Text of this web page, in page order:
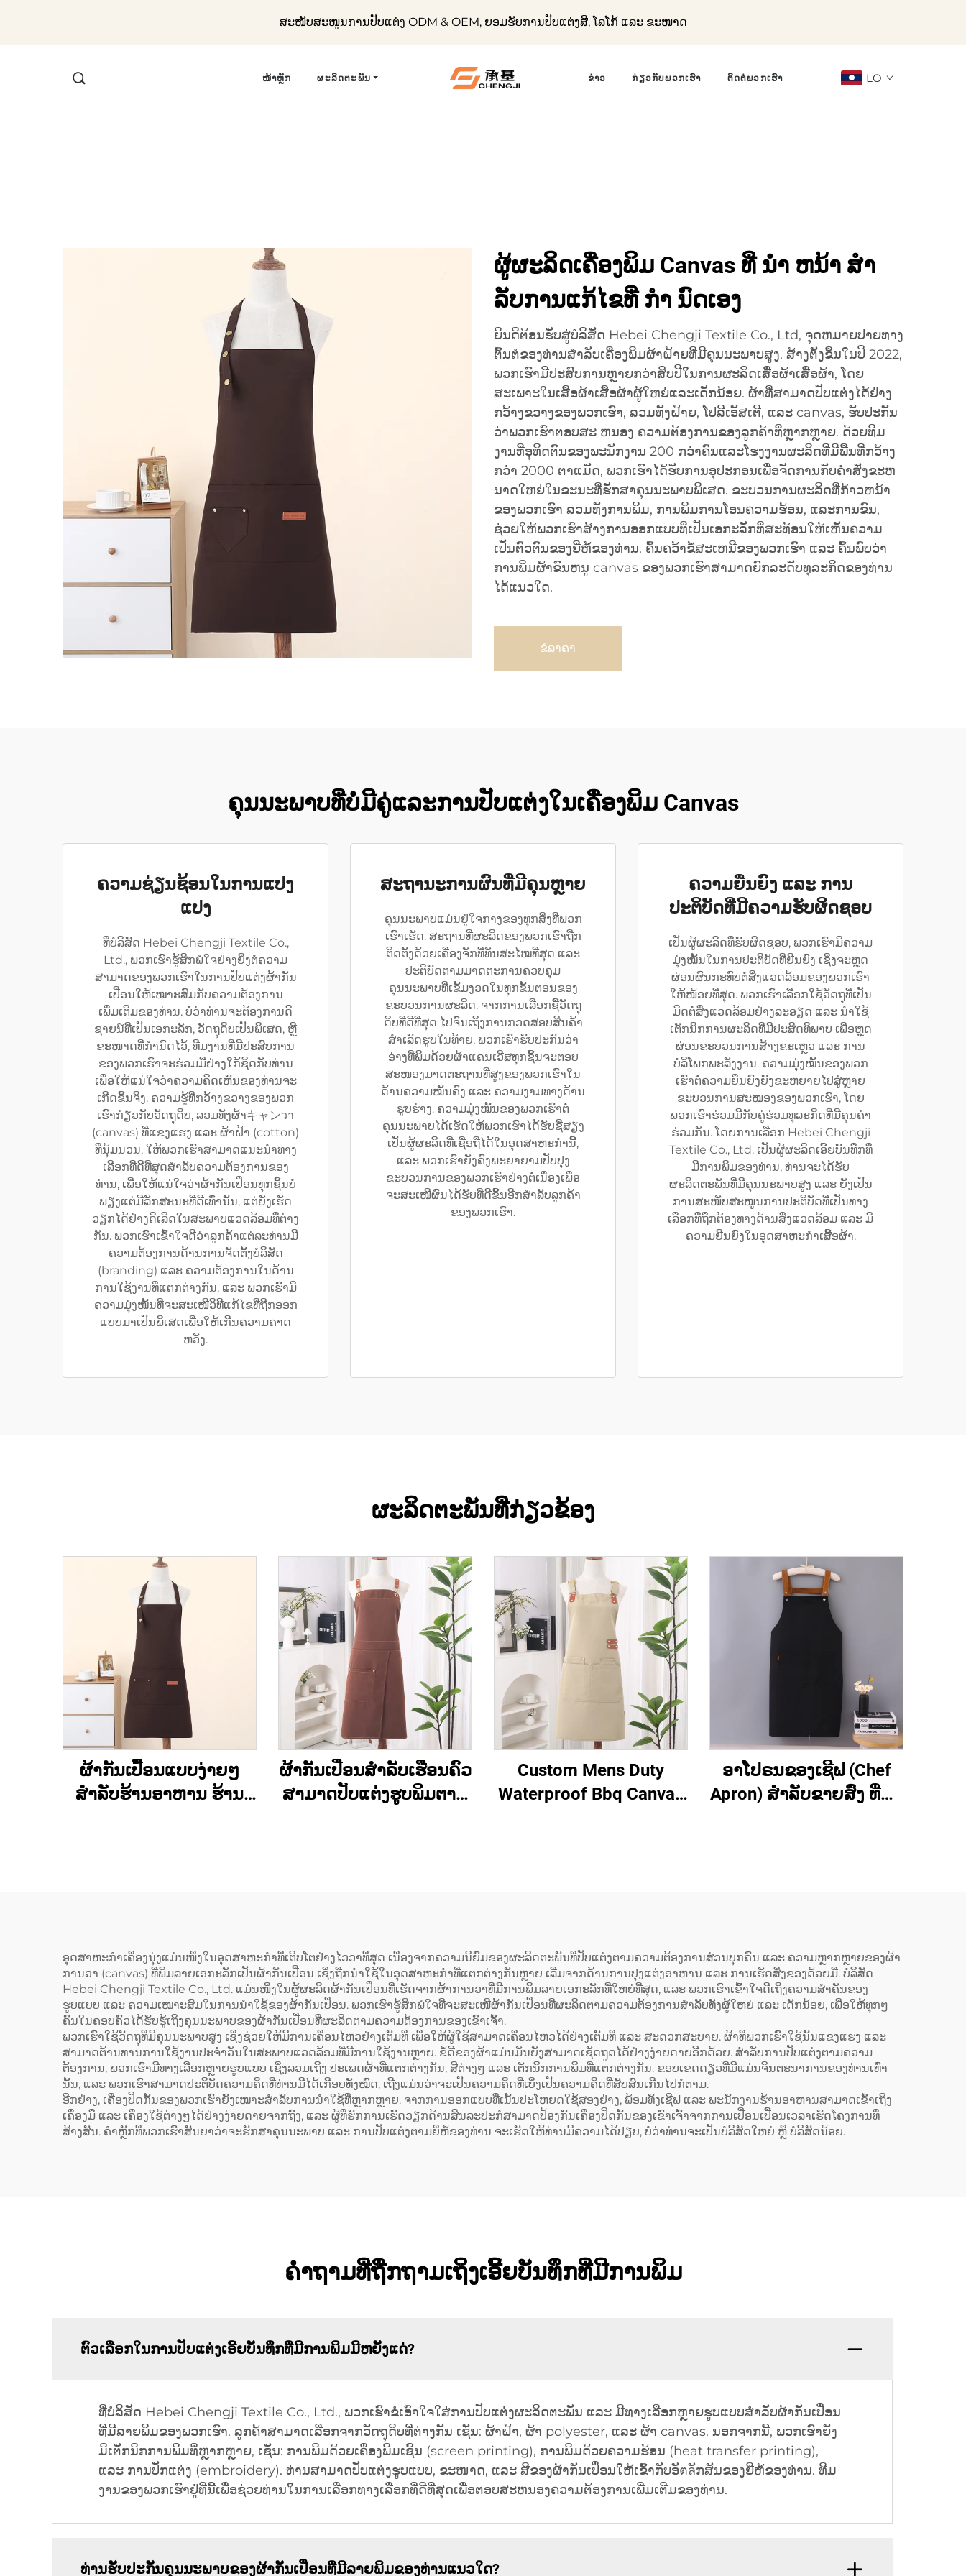
ສະໜັບສະໜູນການປັບແຕ່ງ ODM & OEM, ຍອມຮັບການປັບແຕ່ງສີ, ໂລໂກ້ ແລະ ຂະໜາດ
ໜ້າຫຼັກ ຜະລິດຕະພັນ ຂ່າວ ກ່ຽວກັບພວກເຮົາ ຕິດຕໍ່ພວກເຮົາ LO
ຜູ້ຜະລິດເຄື່ອງພິມ Canvas ທີ່ ນໍາ ຫນ້າ ສໍາ
ລັບການແກ້ໄຂທີ່ ກໍາ ນົດເອງ
ຍິນດີຕ້ອນຮັບສູ່ບໍລິສັດ Hebei Chengji Textile Co., Ltd, ຈຸດຫມາຍປາຍທາງ
ຕົ້ນຕໍຂອງທ່ານສໍາລັບເຄື່ອງພິມຜ້າຝ້າຍທີ່ມີຄຸນນະພາບສູງ. ສ້າງຕັ້ງຂຶ້ນໃນປີ 2022,
ພວກເຮົາມີປະສົບການຫຼາຍກວ່າສິບປີໃນການຜະລິດເສື້ອຜ້າເສື້ອຜ້າ, ໂດຍ
ສະເພາະໃນເສື້ອຜ້າເສື້ອຜ້າຜູ້ໃຫຍ່ແລະເດັກນ້ອຍ. ຜ້າທີ່ສາມາດປັບແຕ່ງໄດ້ຢ່າງ
ກວ້າງຂວາງຂອງພວກເຮົາ, ລວມທັງຝ້າຍ, ໂປລີເອັສເຕີ, ແລະ canvas, ຮັບປະກັນ
ວ່າພວກເຮົາຕອບສະ ຫນອງ ຄວາມຕ້ອງການຂອງລູກຄ້າທີ່ຫຼາກຫຼາຍ. ດ້ວຍທີມ
ງານທີ່ອຸທິດຕົນຂອງພະນັກງານ 200 ກວ່າຄົນແລະໂຮງງານຜະລິດທີ່ມີພື້ນທີ່ກວ້າງ
ກວ່າ 2000 ຕາແມັດ, ພວກເຮົາໄດ້ຮັບການອຸປະກອນເພື່ອຈັດການກັບຄໍາສັ່ງຂະຫ
ນາດໃຫຍ່ໃນຂະນະທີ່ຮັກສາຄຸນນະພາບພິເສດ. ຂະບວນການຜະລິດທີ່ກ້າວຫນ້າ
ຂອງພວກເຮົາ ລວມທັງການພິມ, ການພິມການໂອນຄວາມຮ້ອນ, ແລະການຂົນ,
ຊ່ວຍໃຫ້ພວກເຮົາສ້າງການອອກແບບທີ່ເປັນເອກະລັກທີ່ສະທ້ອນໃຫ້ເຫັນຄວາມ
ເປັນຕົວຕົນຂອງຍີ່ຫໍ້ຂອງທ່ານ. ຄົ້ນຄວ້າຂໍ້ສະເຫນີຂອງພວກເຮົາ ແລະ ຄົ້ນພົບວ່າ
ການພິມຜ້າຂົນຫນູ canvas ຂອງພວກເຮົາສາມາດຍົກລະດັບທຸລະກິດຂອງທ່ານ
ໄດ້ແນວໃດ.
ຂໍລາຄາ
ຄຸນນະພາບທີ່ບໍ່ມີຄູ່ແລະການປັບແຕ່ງໃນເຄື່ອງພິມ Canvas
ຄວາມຊ່ຽນຊ້ອນໃນການແປງ
ແປງ
ທີ່ບໍລິສັດ Hebei Chengji Textile Co.,
Ltd., ພວກເຮົາຮູ້ສຶກພໍໃຈຢ່າງຍິ່ງຕໍ່ຄວາມ
ສາມາດຂອງພວກເຮົາໃນການປັບແຕ່ງຜ້າກັນ
ເປື່ອນໃຫ້ເໝາະສົມກັບຄວາມຕ້ອງການ
ເພີ່ມເຕີມຂອງທ່ານ. ບໍ່ວ່າທ່ານຈະຕ້ອງການດີ
ຊາຍນ໌ທີ່ເປັນເອກະລັກ, ວັດຖຸດິບເປັນພິເສດ, ຫຼື
ຂະໜາດທີ່ກຳນົດໄວ້, ທີມງານທີ່ມີປະສົບການ
ຂອງພວກເຮົາຈະຮ່ວມມືຢ່າງໃກ້ຊິດກັບທ່ານ
ເພື່ອໃຫ້ແນ່ໃຈວ່າຄວາມຄິດເຫັນຂອງທ່ານຈະ
ເກີດຂຶ້ນຈິງ. ຄວາມຮູ້ທີ່ກວ້າງຂວາງຂອງພວກ
ເຮົາກ່ຽວກັບວັດຖຸດິບ, ລວມທັງຜ້າキャンวา
(canvas) ທີ່ແຂງແຮງ ແລະ ຜ້າຝ້າ (cotton)
ທີ່ນຸ້ມນວນ, ໃຫ້ພວກເຮົາສາມາດແນະນຳທາງ
ເລືອກທີ່ດີທີ່ສຸດສຳລັບຄວາມຕ້ອງການຂອງ
ທ່ານ, ເພື່ອໃຫ້ແນ່ໃຈວ່າຜ້າກັນເປື່ອນທຸກຊິ້ນບໍ່
ພຽງແຕ່ມີລັກສະນະທີ່ດີເທົ່ານັ້ນ, ແຕ່ຍັງເຮັດ
ວຽກໄດ້ຢ່າງດີເລີດໃນສະພາບແວດລ້ອມທີ່ຕ່າງ
ກັນ. ພວກເຮົາເຂົ້າໃຈດີວ່າລູກຄ້າແຕ່ລະທ່ານມີ
ຄວາມຕ້ອງການດ້ານການຈັດຕັ້ງບໍລິສັດ
(branding) ແລະ ຄວາມຕ້ອງການໃນດ້ານ
ການໃຊ້ງານທີ່ແຕກຕ່າງກັນ, ແລະ ພວກເຮົາມີ
ຄວາມມຸ່ງໝັ້ນທີ່ຈະສະເໜີວິທີແກ້ໄຂທີ່ຖືກອອກ
ແບບມາເປັນພິເສດເພື່ອໃຫ້ເກີນຄວາມຄາດ
ຫວັງ.
ສະຖານະການຜົນທີ່ມີຄຸນຫຼາຍ
ຄຸນນະພາບແມ່ນຢູ່ໃຈກາງຂອງທຸກສິ່ງທີ່ພວກ
ເຮົາເຮັດ. ສະຖານທີ່ຜະລິດຂອງພວກເຮົາຖືກ
ຕິດຕັ້ງດ້ວຍເຄື່ອງຈັກທີ່ທັນສະໄໝທີ່ສຸດ ແລະ
ປະຕິບັດຕາມມາດຕະການຄວບຄຸມ
ຄຸນນະພາບທີ່ເຂັ້ມງວດໃນທຸກຂັ້ນຕອນຂອງ
ຂະບວນການຜະລິດ. ຈາກການເລືອກຊື້ວັດຖຸ
ດິບທີ່ດີທີ່ສຸດ ໄປຈົນເຖິງການກວດສອບສິນຄ້າ
ສຳເລັດຮູບໃນທ້າຍ, ພວກເຮົາຮັບປະກັນວ່າ
ອ່າງທີ່ພິມດ້ວຍຜ້າແຄນເວີສທຸກຊິ້ນຈະຕອບ
ສະໜອງມາດຕະຖານທີ່ສູງຂອງພວກເຮົາໃນ
ດ້ານຄວາມໝັ້ນຄົງ ແລະ ຄວາມງາມທາງດ້ານ
ຮູບຮ່າງ. ຄວາມມຸ່ງໝັ້ນຂອງພວກເຮົາຕໍ່
ຄຸນນະພາບໄດ້ເຮັດໃຫ້ພວກເຮົາໄດ້ຮັບຊື່ສຽງ
ເປັນຜູ້ຜະລິດທີ່ເຊື່ອຖືໄດ້ໃນອຸດສາຫະກຳນີ້,
ແລະ ພວກເຮົາຍັງຄົງພະຍາຍາມປັບປຸງ
ຂະບວນການຂອງພວກເຮົາຢ່າງຕໍ່ເນື່ອງເພື່ອ
ຈະສະເໜີຜົນໄດ້ຮັບທີ່ດີຂຶ້ນອີກສຳລັບລູກຄ້າ
ຂອງພວກເຮົາ.
ຄວາມຍືນຍົງ ແລະ ການ
ປະຕິບັດທີ່ມີຄວາມຮັບຜິດຊອບ
ເປັນຜູ້ຜະລິດທີ່ຮັບຜິດຊອບ, ພວກເຮົາມີຄວາມ
ມຸ່ງໝັ້ນໃນການປະຕິບັດທີ່ຍືນຍົງ ເຊິ່ງຈະຫຼຸດ
ຜ່ອນຜົນກະທົບຕໍ່ສິ່ງແວດລ້ອມຂອງພວກເຮົາ
ໃຫ້ໜ້ອຍທີ່ສຸດ. ພວກເຮົາເລືອກໃຊ້ວັດຖຸທີ່ເປັນ
ມິດຕໍ່ສິ່ງແວດລ້ອມຢ່າງລະອຽດ ແລະ ນຳໃຊ້
ເຕັກນິກການຜະລິດທີ່ມີປະສິດທິພາບ ເພື່ອຫຼຸດ
ຜ່ອນຂະບວນການສ້າງຂະເຫຼວ ແລະ ການ
ບໍລິໂພກພະລັງງານ. ຄວາມມຸ່ງໝັ້ນຂອງພວກ
ເຮົາຕໍ່ຄວາມຍືນຍົງຍັງຂະຫຍາຍໄປສູ່ຫຼາຍ
ຂະບວນການສະໜອງຂອງພວກເຮົາ, ໂດຍ
ພວກເຮົາຮ່ວມມືກັບຄູ່ຮ່ວມທຸລະກິດທີ່ມີຄຸນຄ່າ
ຮ່ວມກັນ. ໂດຍການເລືອກ Hebei Chengji
Textile Co., Ltd. ເປັນຜູ້ຜະລິດເອີ້ຍບັນທຶກທີ່
ມີການພິມຂອງທ່ານ, ທ່ານຈະໄດ້ຮັບ
ຜະລິດຕະພັນທີ່ມີຄຸນນະພາບສູງ ແລະ ຍັງເປັນ
ການສະໜັບສະໜູນການປະຕິບັດທີ່ເປັນທາງ
ເລືອກທີ່ຖືກຕ້ອງທາງດ້ານສິ່ງແວດລ້ອມ ແລະ ມີ
ຄວາມຍືນຍົງໃນອຸດສາຫະກຳເສື້ອຜ້າ.
ຜະລິດຕະພັນທີ່ກ່ຽວຂ້ອງ
ຜ້າກັນເປື້ອນແບບງ່າຍໆ
ສຳລັບຮ້ານອາຫານ ຮ້ານ
ຜ້າກັນເປື່ອນສຳລັບເຮືອນຄົວ
ສາມາດປັບແຕ່ງຮູບພິມຕາມ
Custom Mens Duty
Waterproof Bbq Canvas
ອາໂປຣນຂອງເຊີຟ (Chef
Apron) ສຳລັບຂາຍສົ່ງ ທີ່ຮັບ
(Extended) ປະກອບດ້ວຍ
ຜ້າແຜ່ນ (Canvas) ສີເຂັ້ມ
ເຊັ່ນ: ສີເຂັ້ມຄືສີກາເຟ (Dark
Coffee) ແລະ ມີລະບົບປັບ
ຂະໜາດໄດ້ (Adjustable)
ອຸດສາຫະກຳເຄື່ອງນຸ່ງແມ່ນໜຶ່ງໃນອຸດສາຫະກຳທີ່ເຕີບໂຕຢ່າງໄວວາທີ່ສຸດ ເນື່ອງຈາກຄວາມນິຍົມຂອງຜະລິດຕະພັນທີ່ປັບແຕ່ງຕາມຄວາມຕ້ອງການສ່ວນບຸກຄົນ ແລະ ຄວາມຫຼາກຫຼາຍຂອງຜ້າ
ການວາ (canvas) ທີ່ພິມລາຍເອກະລັກເປັນຜ້າກັນເປື່ອນ ເຊິ່ງຖືກນຳໃຊ້ໃນອຸດສາຫະກຳທີ່ແຕກຕ່າງກັນຫຼາຍ ເລີ່ມຈາກດ້ານການປຸງແຕ່ງອາຫານ ແລະ ການເຮັດສິ່ງຂອງດ້ວຍມື. ບໍລິສັດ
Hebei Chengji Textile Co., Ltd. ແມ່ນໜຶ່ງໃນຜູ້ຜະລິດຜ້າກັນເປື່ອນທີ່ເຮັດຈາກຜ້າການວາທີ່ມີການພິມລາຍເອກະລັກທີ່ໃຫຍ່ທີ່ສຸດ, ແລະ ພວກເຮົາເຂົ້າໃຈດີເຖິງຄວາມສຳຄັນຂອງ
ຮູບແບບ ແລະ ຄວາມເໝາະສົມໃນການນຳໃຊ້ຂອງຜ້າກັນເປື່ອນ. ພວກເຮົາຮູ້ສຶກພໍໃຈທີ່ຈະສະເໜີຜ້າກັນເປື່ອນທີ່ຜະລິດຕາມຄວາມຕ້ອງການສຳລັບທັງຜູ້ໃຫຍ່ ແລະ ເດັກນ້ອຍ, ເພື່ອໃຫ້ທຸກໆ
ຄົນໃນຄອບຄົວໄດ້ຮັບຮູ້ເຖິງຄຸນນະພາບຂອງຜ້າກັນເປື່ອນທີ່ຜະລິດຕາມຄວາມຕ້ອງການຂອງເຂົາເຈົ້າ.
ພວກເຮົາໃຊ້ວັດຖຸທີ່ມີຄຸນນະພາບສູງ ເຊິ່ງຊ່ວຍໃຫ້ມີການເຄື່ອນໄຫວຢ່າງເຕັມທີ່ ເພື່ອໃຫ້ຜູ້ໃຊ້ສາມາດເຄື່ອນໄຫວໄດ້ຢ່າງເຕັມທີ່ ແລະ ສະດວກສະບາຍ. ຜ້າທີ່ພວກເຮົາໃຊ້ນັ້ນແຂງແຮງ ແລະ
ສາມາດຕ້ານທານການໃຊ້ງານປະຈຳວັນໃນສະພາບແວດລ້ອມທີ່ມີການໃຊ້ງານຫຼາຍ. ຂໍ້ດີຂອງຜ້າແມ່ນມັນຍັງສາມາດເຊັດຖູດໄດ້ຢ່າງງ່າຍດາຍອີກດ້ວຍ. ສຳລັບການປັບແຕ່ງຕາມຄວາມ
ຕ້ອງການ, ພວກເຮົາມີທາງເລືອກຫຼາຍຮູບແບບ ເຊິ່ງລວມເຖິງ ປະເພດຜ້າທີ່ແຕກຕ່າງກັນ, ສີຕ່າງໆ ແລະ ເຕັກນິກການພິມທີ່ແຕກຕ່າງກັນ. ຂອບເຂດດຽວທີ່ມີແມ່ນຈິນຕະນາການຂອງທ່ານເທົ່າ
ນັ້ນ, ແລະ ພວກເຮົາສາມາດປະຕິບັດຄວາມຄິດທີ່ທ່ານມີໄດ້ເກືອບທັງໝົດ, ເຖີງແມ່ນວ່າຈະເປັນຄວາມຄິດທີ່ເບິ່ງເປັນຄວາມຄິດທີ່ສັບສົນເກີນໄປກໍຕາມ.
ອີກຢ່າງ, ເຄື່ອງປິດກັ້ນຂອງພວກເຮົາຍັງເໝາະສຳລັບການນຳໃຊ້ທີ່ຫຼາກຫຼາຍ. ຈາກການອອກແບບທີ່ເນັ້ນປະໂຫຍດໃຊ້ສອງຢ່າງ, ພ້ອມທັງເຊີຟ ແລະ ພະນັກງານຮ້ານອາຫານສາມາດເຂົ້າເຖິງ
ເຄື່ອງມື ແລະ ເຄື່ອງໃຊ້ຕ່າງໆໄດ້ຢ່າງງ່າຍດາຍຈາກຖົງ, ແລະ ຜູ້ທີ່ຮັກການເຮັດວຽກດ້ານສິນລະປະກໍສາມາດປ້ອງກັນເຄື່ອງປິດກັ້ນຂອງເຂົາເຈົ້າຈາກການເປື່ອນເປື້ອນເວລາເຮັດໂຄງການທີ່
ສ້າງສັນ. ຄຳຫຼັກທີ່ພວກເຮົາສັນຍາວ່າຈະຮັກສາຄຸນນະພາບ ແລະ ການປັບແຕ່ງຕາມຍີ່ຫໍ້ຂອງທ່ານ ຈະເຮັດໃຫ້ທ່ານມີຄວາມໄດ້ປຽບ, ບໍ່ວ່າທ່ານຈະເປັນບໍລິສັດໃຫຍ່ ຫຼື ບໍລິສັດນ້ອຍ.
ຄຳຖາມທີ່ຖືກຖາມເຖິງເອີ້ຍບັນທຶກທີ່ມີການພິມ
ຕົວເລືອກໃນການປັບແຕ່ງເອີ້ຍບັນທຶກທີ່ມີການພິມມີຫຍັງແດ່?
ທີ່ບໍລິສັດ Hebei Chengji Textile Co., Ltd., ພວກເຮົາຂໍເອົາໃຈໃສ່ການປັບແຕ່ງຜະລິດຕະພັນ ແລະ ມີທາງເລືອກຫຼາຍຮູບແບບສຳລັບຜ້າກັນເປື່ອນ
ທີ່ມີລາຍພິມຂອງພວກເຮົາ. ລູກຄ້າສາມາດເລືອກຈາກວັດຖຸດິບທີ່ຕ່າງກັນ ເຊັ່ນ: ຜ້າຝ້າ, ຜ້າ polyester, ແລະ ຜ້າ canvas. ນອກຈາກນີ້, ພວກເຮົາຍັງ
ມີເຕັກນິກການພິມທີ່ຫຼາກຫຼາຍ, ເຊັ່ນ: ການພິມດ້ວຍເຄື່ອງພິມເຊີ້ນ (screen printing), ການພິມດ້ວຍຄວາມຮ້ອນ (heat transfer printing),
ແລະ ການປັກແຕ່ງ (embroidery). ທ່ານສາມາດປັບແຕ່ງຮູບແບບ, ຂະໜາດ, ແລະ ສີຂອງຜ້າກັນເປື່ອນໃຫ້ເຂົ້າກັບອັตลັກສັນຂອງຍີ່ຫໍ້ຂອງທ່ານ. ທີມ
ງານຂອງພວກເຮົາຢູ່ທີ່ນີ້ເພື່ອຊ່ວຍທ່ານໃນການເລືອກທາງເລືອກທີ່ດີທີ່ສຸດເພື່ອຕອບສະຫນອງຄວາມຕ້ອງການເພີ່ມເຕີມຂອງທ່ານ.
ທ່ານຮັບປະກັນຄຸນນະພາບຂອງຜ້າກັນເປື່ອນທີ່ມີລາຍພິມຂອງທ່ານແນວໃດ?